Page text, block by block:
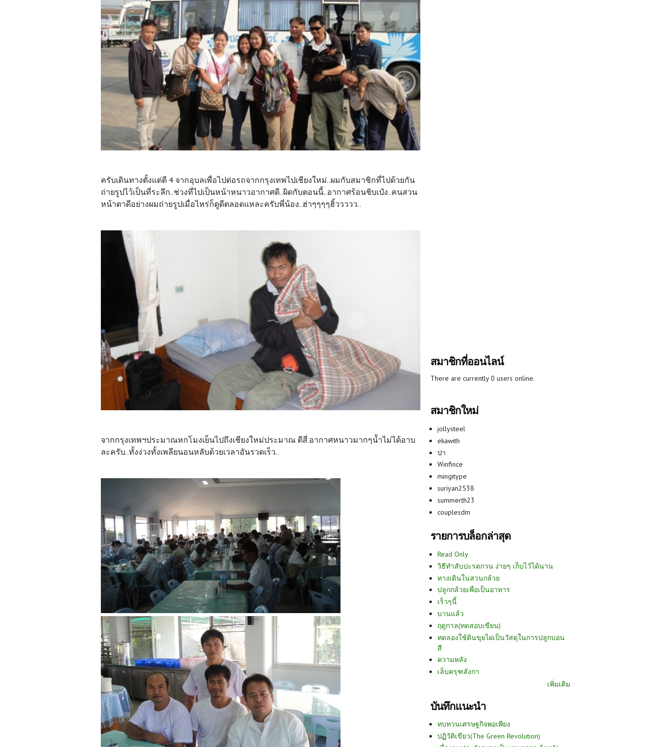
ครับเดินทางตั้งแต่ตี 4 จากอุบลเพื่อไปต่อรถจากกรุงเทพไปเชียงใหม่..ผมกับสมาชิกที่ไปด้วยกัน
ถ่ายรูปไว้เป็นที่ระลึก..ช่วงที่ไปเป็นหน้าหนาวอากาศดี..ผิดกับตอนนี้..อากาศร้อนชิบเป๋ง..คนสวน
หน้าตาดีอย่างผมถ่ายรูปเมื่อไหร่ก็ดูดีตลอดแหละครับพี่น้อง..ฮ่าๆๆๆๆฮิ้ววววว..
จากกรุงเทพฯประมาณหกโมงเย็นไปถึงเชียงใหม่ประมาณ ตีสี่.อากาศหนาวมากๆน้ำไม่ได้อาบ
ละครับ..ทั้งง่วงทั้งเพลียนอนหลับด้วยเวลาอันรวดเร็ว..
สมาชิกที่ออนไลน์
There are currently 0 users online.
สมาชิกใหม่
jollysteel
ekawith
ปา
Winfince
mingitype
suriyan2538
summerth23
couplesdm
รายการบล็อกล่าสุด
Read Only
วิธีทำสับปะรดกวน ง่ายๆ เก็บไว้ได้นาน
ทางเดินในสวนกล้วย
ปลูกกล้วยเพื่อเป็นอาหาร
เร็วๆนี้
บานแล้ว
ฤดูกาล(ทดสอบเขียน)
ทดลองใช้ดินขุยไผ่เป็นวัสดุในการปลูกบอน
สี
ความหลัง
เล็บครุฑลังกา
เพิ่มเติม
บันทึกแนะนำ
ทบทวนเศรษฐกิจพอเพียง
ปฏิวัติเขียว(The Green Revolution)